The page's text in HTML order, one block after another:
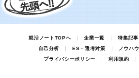
就活ノートTOPへ 企業一覧 特集記事
自己分析
ES・選考対策 ノウハウ
プライバシーポリシー
利用規約